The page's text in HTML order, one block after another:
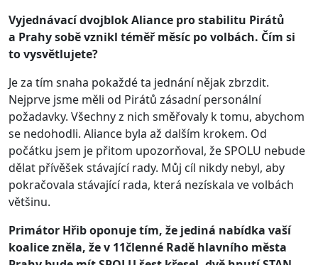
Vyjednávací dvojblok Aliance pro stabilitu Pirátů
a Prahy sobě vznikl téměř měsíc po volbách. Čím si
to vysvětlujete?
Je za tím snaha pokaždé ta jednání nějak zbrzdit.
Nejprve jsme měli od Pirátů zásadní personální
požadavky. Všechny z nich směřovaly k tomu, abychom
se nedohodli. Aliance byla až dalším krokem. Od
počátku jsem je přitom upozorňoval, že SPOLU nebude
dělat přívěšek stávající rady. Můj cíl nikdy nebyl, aby
pokračovala stávající rada, která nezískala ve volbách
většinu.
Primátor Hřib oponuje tím, že jediná nabídka vaší
koalice zněla, že v 11členné Radě hlavního města